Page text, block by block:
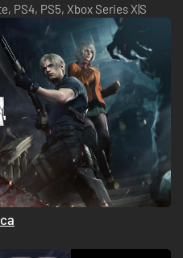
PS4, PS5, Xbox Series X|S